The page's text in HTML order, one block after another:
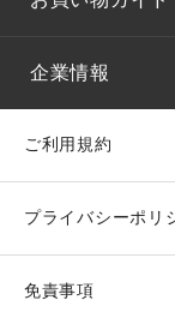
企業情報
ご利用規約
プライバシーポリ
免責事項